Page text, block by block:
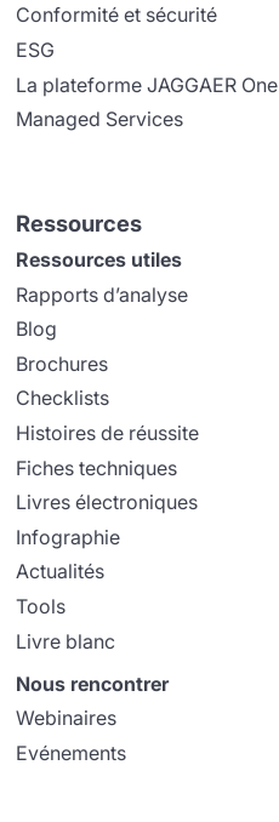
Conformité et sécurité
ESG
La plateforme JAGGAER One
Managed Services
Ressources
Ressources utiles
Rapports d’analyse
Blog
Brochures
Checklists
Histoires de réussite
Fiches techniques
Livres électroniques
Infographie
Actualités
Tools
Livre blanc
Nous rencontrer
Webinaires
Evénements